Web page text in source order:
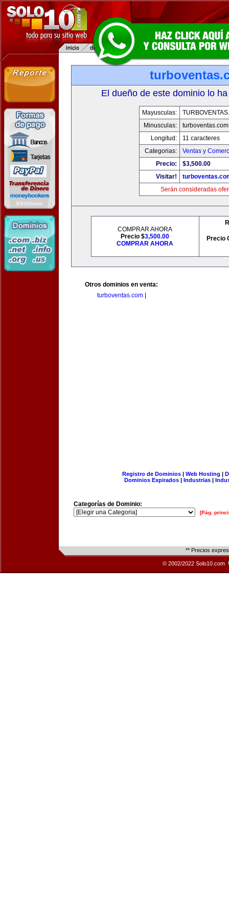
El dueño de este dominio lo
Mayusculas:
Minusculas:
turboventas.com
Longitud:
11 caracteres
Categorias:
Ventas y
Precio:
$3,500.00
Visitar!
Serán consideradas
COMPRAR AHORA
Precio $3,500.00
COMPRAR AHORA
Precio
Otros dominios en venta:
turboventas.com|
Registro de Dominios| Web Hosting |
Dominios Expirados | Industrias |
Categorías de Dominio:
[Pág.
** Precios
© 2002/2022 Solo10.com